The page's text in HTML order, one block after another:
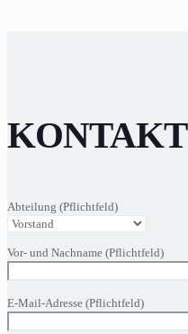
KONTAKT
Abteilung (Pflichtfeld)
Vor- und Nachname (Pflichtfeld)
lasse
E-Mail-Adresse (Pflichtfeld)